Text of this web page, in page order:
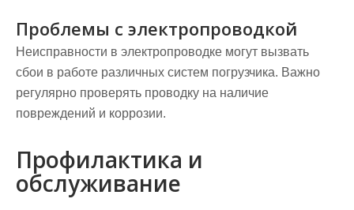
Проблемы с электропроводкой
Неисправности в электропроводке могут вызвать
сбои в работе различных систем погрузчика. Важно
регулярно проверять проводку на наличие
повреждений и коррозии.
Профилактика и
обслуживание